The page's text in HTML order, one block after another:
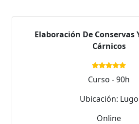
Elaboración De Conservas
Cárnicos
Curso - 90h
Ubicación: Lugo
Online